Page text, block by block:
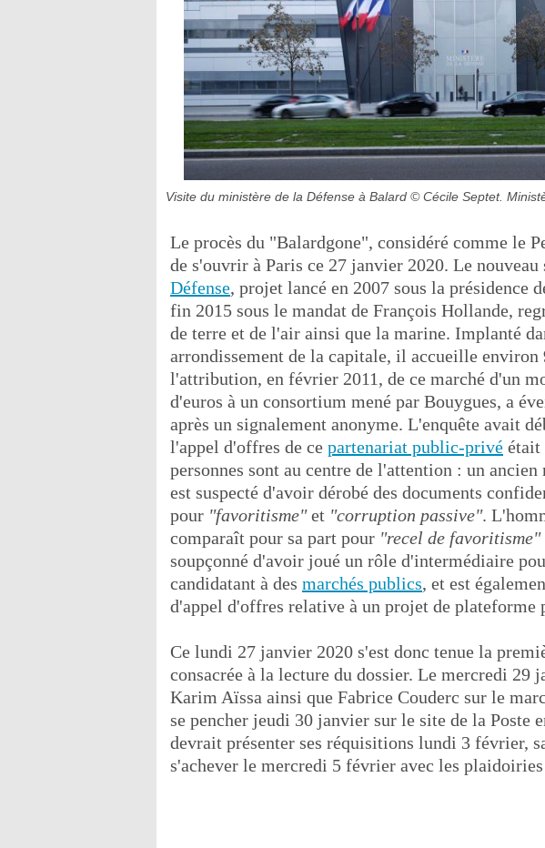
Visite du ministère de la Défense à Balard © Cécile Septet.
Le procès du "Balardgone", considéré comme le
de s'ouvrir à Paris ce 27 janvier 2020. Le
Défense, projet lancé en 2007 sous la présidence
fin 2015 sous le mandat de François Hollande,
de terre et de l'air ainsi que la marine. Implanté
arrondissement de la capitale, il accueille environ
l'attribution, en février 2011, de ce marché d'un
d'euros à un consortium mené par Bouygues, a
après un signalement anonyme. L'enquête avait
l'appel d'offres de ce partenariat public-privé était
personnes sont au centre de l'attention : un
est suspecté d'avoir dérobé des documents
pour "favoritisme"et "corruption passive".
comparaît pour sa part pour "recel de favoritisme"
soupçonné d'avoir joué un rôle d'intermédiaire
candidatant à des marchés publics, et est
d'appel d'offres relative à un projet de plateforme
Ce lundi 27 janvier 2020 s'est donc tenue la
consacrée à la lecture du dossier. Le mercredi 29
Karim Aïssa ainsi que Fabrice Couderc sur le
se pencher jeudi 30 janvier sur le site de la Poste
devrait présenter ses réquisitions lundi 3 février,
s'achever le mercredi 5 février avec les plaidoiries